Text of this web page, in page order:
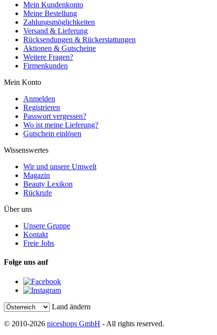
Mein Kundenkonto
Meine Bestellung
Zahlungsmöglichkeiten
Versand & Lieferung
Rücksendungen & Rückerstattungen
Aktionen & Gutscheine
Weitere Fragen?
Firmenkunden
Mein Konto
Anmelden
Registrieren
Passwort vergessen?
Wo ist meine Lieferung?
Gutschein einlösen
Wissenswertes
Wir und unsere Umwelt
Magazin
Beauty Lexikon
Rückrufe
Über uns
Unsere Gruppe
Kontakt
Freie Jobs
Folge uns auf
Land ändern
© 2010-2026 niceshops GmbH - All rights reserved.